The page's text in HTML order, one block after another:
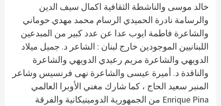
خالد موسى والناشطة الثقافية اكمال سيف الدين
والرسامة نادرة الحميدي الرسام محمد مهدي حوماني
والشاعرة فاطمة ايوب عدا عن عدد كبير من المبدعين
اللبنانيين الموجودين خارج لبنان : الشاعر د. جميل ميلاد
الدويهي والشاعرة مريم رعيدي الدويهي والشاعرة
والناقدة د. أميرة عيسى والشاعرة نهى فرنسيس وشاعر
المنبر سعيد الحاج ، كما شارك مغني الأوبرا العالمي
Enrique Pina من الجمهورية الدومينيكانية والفرقة